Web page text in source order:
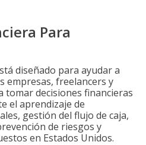
Para
diseñado para ayudar a
empresas, freelancers y
tomar decisiones financieras
el aprendizaje de
gestión del flujo de caja,
de riesgos y
en Estados Unidos.